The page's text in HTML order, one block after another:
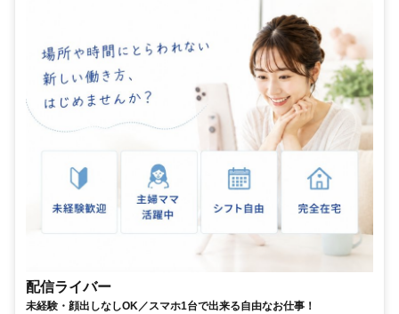
配信ライバー
未経験・顔出しなしOK／スマホ1台で出来る自由なお仕事！